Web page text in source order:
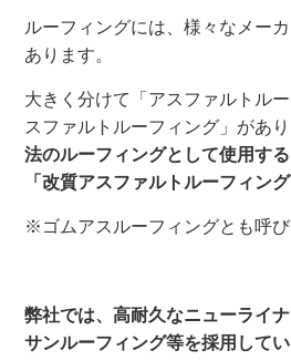
ルーフィングには、様々なメー
あります。
大きく分けて「アスファルトル
スファルトルーフィング」があり
法のルーフィングとして使用す
「改質アスファルトルーフィン
※ゴムアスルーフィングとも呼び
弊社では、高耐久なニューライ
サンルーフィング等を採用してい